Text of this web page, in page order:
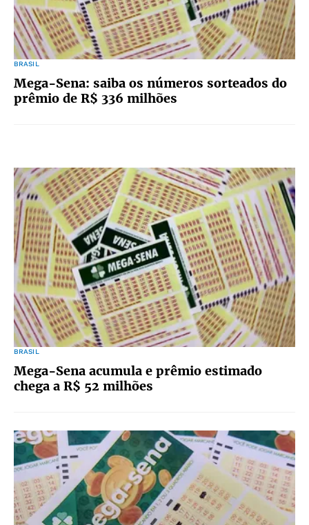
BRASIL
Mega-Sena: saiba os números sorteados do
prêmio de R$ 336 milhões
BRASIL
Mega-Sena acumula e prêmio estimado
chega a R$ 52 milhões